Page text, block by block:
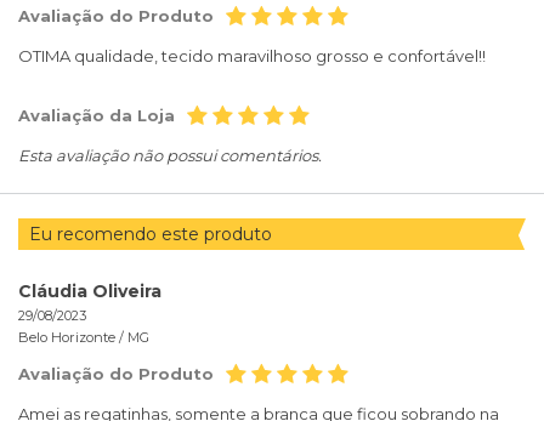
Avaliação do Produto
OTIMA qualidade, tecido maravilhoso grosso e confortável!!
Avaliação da Loja
Esta avaliação não possui comentários.
Eu recomendo este produto
Cláudia Oliveira
29/08/2023
Belo Horizonte / MG
Avaliação do Produto
Amei as regatinhas, somente a branca que ficou sobrando na